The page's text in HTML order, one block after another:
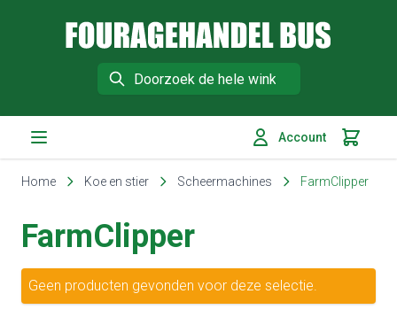
Search
Account
Home Koe en stier Scheermachines FarmClipper
FarmClipper
Geen producten gevonden voor deze selectie.